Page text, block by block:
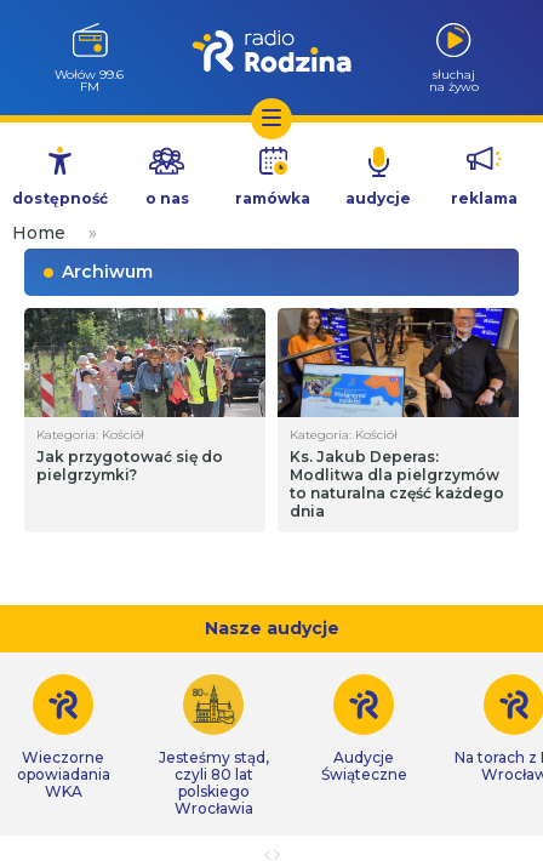
Przejdź
treści
Wołów 99.6
FM
słuchaj
na żywo
dostępność o nas ramówka audycje reklama
Home
»
Archiwum
Kategoria: Kościół
Jak przygotować się do
pielgrzymki?
Kategoria: Kościół
Ks. Jakub Deperas:
Modlitwa dla pielgrzymów
to naturalna część każdego
dnia
Nasze audycje
Wieczorne
opowiadania
WKA
Jesteśmy stąd,
czyli 80 lat
polskiego
Wrocławia
Audycje
Świąteczne
Na torach z